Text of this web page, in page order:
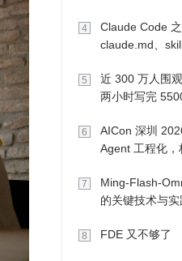
4
Claude Code
claude.md、
5
近 300 万人围
两小时写完
6
AICon 深圳
Agent 工程化，
7
Ming-Flash-
的关键技术与实
8 FDE 又不够了